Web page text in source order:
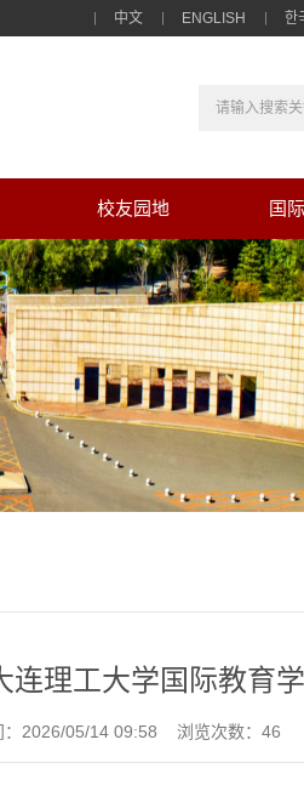
中文 ENGLISH 한
校友园地 国
连理工大学国际教育
：2026/05/14 09:58 浏览次数：46